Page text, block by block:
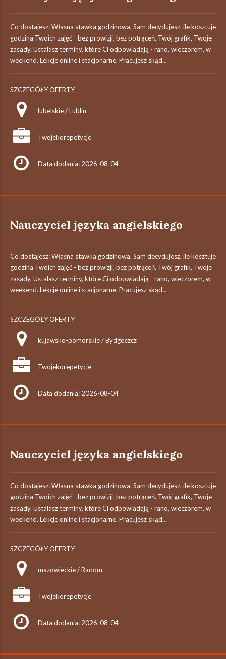
Co dostajesz: Własna stawka godzinowa. Sam decydujesz, ile kosztuje
godzina Twoich zajęć - bez prowizji, bez potrąceń. Twój grafik, Twoje
zasady. Ustalasz terminy, które Ci odpowiadają - rano, wieczorem, w
weekend. Lekcje online i stacjonarne. Pracujesz skąd...
SZCZEGÓŁY OFERTY
lubelskie / Lublin
Twojekorepetycje
Data dodania: 2026-08-04
Nauczyciel języka angielskiego
Co dostajesz: Własna stawka godzinowa. Sam decydujesz, ile kosztuje
godzina Twoich zajęć - bez prowizji, bez potrąceń. Twój grafik, Twoje
zasady. Ustalasz terminy, które Ci odpowiadają - rano, wieczorem, w
weekend. Lekcje online i stacjonarne. Pracujesz skąd...
SZCZEGÓŁY OFERTY
kujawsko-pomorskie / Bydgoszcz
Twojekorepetycje
Data dodania: 2026-08-04
Nauczyciel języka angielskiego
Co dostajesz: Własna stawka godzinowa. Sam decydujesz, ile kosztuje
godzina Twoich zajęć - bez prowizji, bez potrąceń. Twój grafik, Twoje
zasady. Ustalasz terminy, które Ci odpowiadają - rano, wieczorem, w
weekend. Lekcje online i stacjonarne. Pracujesz skąd...
SZCZEGÓŁY OFERTY
mazowieckie / Radom
Twojekorepetycje
Data dodania: 2026-08-04